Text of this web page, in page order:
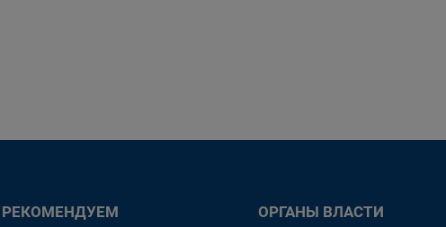
РЕКОМЕНДУЕМ ОРГАНЫ ВЛАСТИ